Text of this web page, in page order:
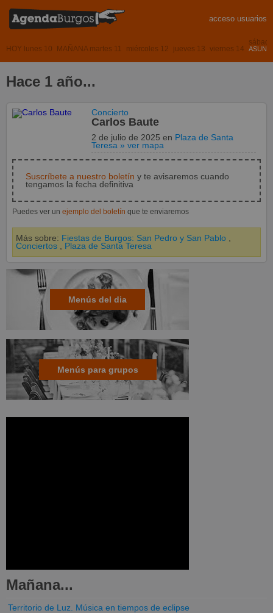
acceso usuarios
HOY lunes 10 MAÑANA martes 11 miércoles 12 jueves 13 viernes 14
Hace 1 año...
Concierto
Carlos Baute
2 de julio de 2025en Plaza de Santa
Teresa » ver mapa
Suscríbete a nuestro boletín y te avisaremos cuando
tengamos la fecha definitiva
Puedes ver un ejemplo del boletín que te enviaremos
Más sobre: Fiestas de Burgos: San Pedro y San Pablo
Conciertos
Plaza de Santa Teresa
Menús del dia
Menús para grupos
Mañana...
Territorio de Luz. Música en tiempos de eclipse